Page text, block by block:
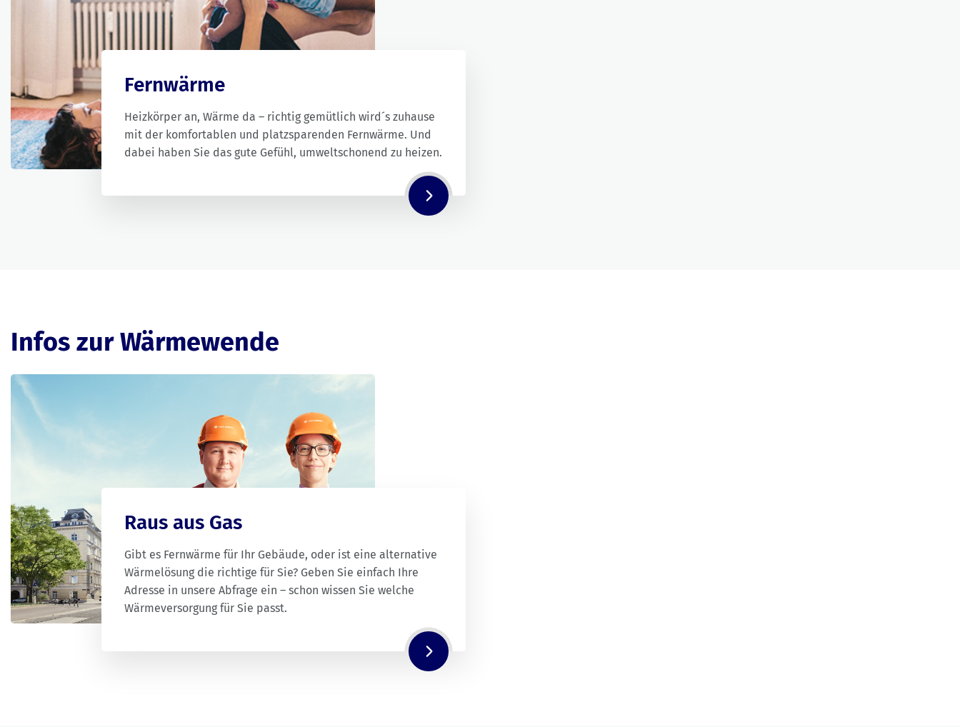
Fernwärme
Heizkörper an, Wärme da – richtig gemütlich wird´s zuhause
mit der komfortablen und platzsparenden Fernwärme. Und
dabei haben Sie das gute Gefühl, umweltschonend zu heizen.
Infos zur Wärmewende
Raus aus Gas
Gibt es Fernwärme für Ihr Gebäude, oder ist eine alternative
Wärmelösung die richtige für Sie? Geben Sie einfach Ihre
Adresse in unsere Abfrage ein – schon wissen Sie welche
Wärmeversorgung für Sie passt.